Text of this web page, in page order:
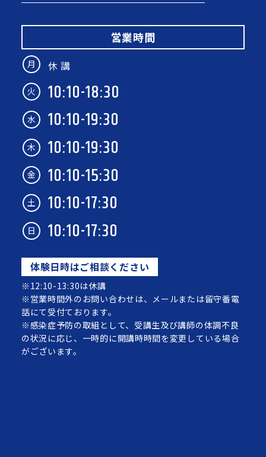
営業時間
月 休 講
火 10:10-18:30
水 10:10-19:30
木 10:10-19:30
金 10:10-15:30
土 10:10-17:30
日 10:10-17:30
体験日時はご相談ください
※12:10-13:30は休講
※営業時間外のお問い合わせは、メールまたは留守番電
話にて受付ております。
※感染症予防の取組として、受講生及び講師の体調不良
の状況に応じ、一時的に開講時時間を変更している場合
がございます。